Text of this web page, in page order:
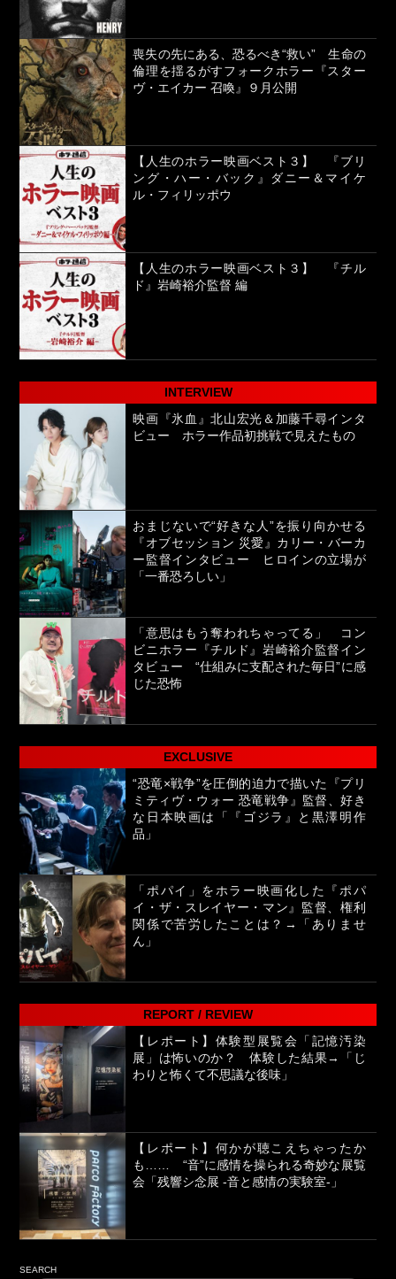
喪失の先にある、恐るべき“救い” 生命の
倫理を揺るがすフォークホラー『スター
ヴ・エイカー 召喚』９月公開
【人生のホラー映画ベスト３】 『ブリ
ング・ハー・バック』ダニー＆マイケ
ル・フィリッポウ
【人生のホラー映画ベスト３】 『チル
ド』岩崎裕介監督 編
INTERVIEW
映画『氷血』北山宏光＆加藤千尋インタ
ビュー ホラー作品初挑戦で見えたもの
おまじないで“好きな人”を振り向かせる
『オブセッション 災愛』カリー・バーカ
ー監督インタビュー ヒロインの立場が
「一番恐ろしい」
「意思はもう奪われちゃってる」 コン
ビニホラー『チルド』岩崎裕介監督イン
タビュー “仕組みに支配された毎日”に感
じた恐怖
EXCLUSIVE
“恐竜×戦争”を圧倒的迫力で描いた『プリ
ミティヴ・ウォー 恐竜戦争』監督、好き
な日本映画は「『ゴジラ』と黒澤明作
品」
「ポパイ」をホラー映画化した『ポパ
イ・ザ・スレイヤー・マン』監督、権利
関係で苦労したことは？→「ありませ
ん」
REPORT / REVIEW
【レポート】体験型展覧会「記憶汚染
展」は怖いのか？ 体験した結果→「じ
わりと怖くて不思議な後味」
【レポート】何かが聴こえちゃったか
も…… “音”に感情を操られる奇妙な展覧
会「残響シ念展 -⾳と感情の実験室-」
SEARCH